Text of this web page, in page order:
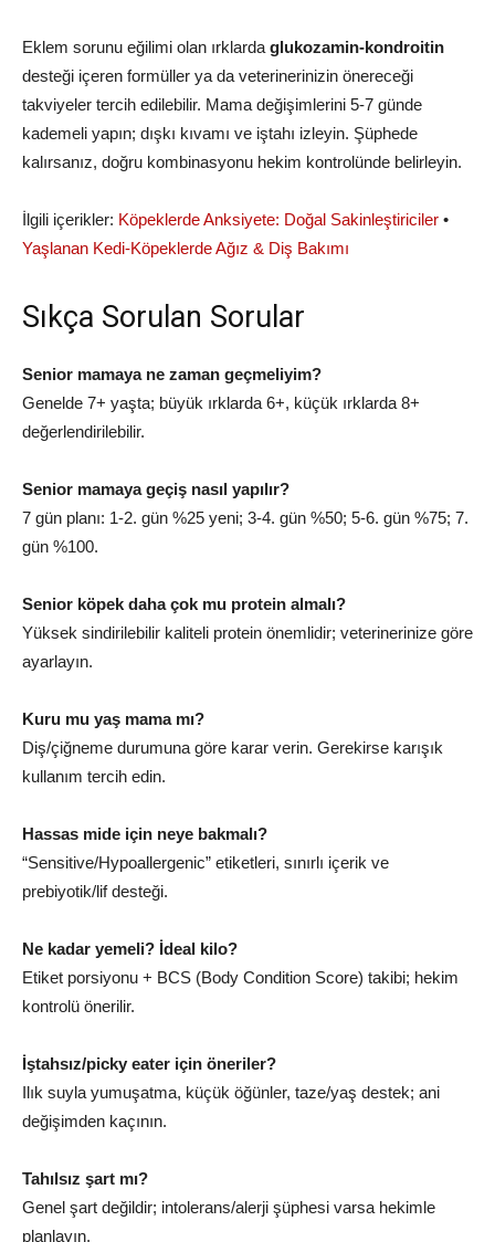
Eklem sorunu eğilimi olan ırklarda glukozamin‑kondroitin
desteği içeren formüller ya da veterinerinizin önereceği
takviyeler tercih edilebilir. Mama değişimlerini 5‑7 günde
kademeli yapın; dışkı kıvamı ve iştahı izleyin. Şüphede
kalırsanız, doğru kombinasyonu hekim kontrolünde belirleyin.
İlgili içerikler: Köpeklerde Anksiyete: Doğal Sakinleştiriciler •
Yaşlanan Kedi‑Köpeklerde Ağız & Diş Bakımı
Sıkça Sorulan Sorular
Senior mamaya ne zaman geçmeliyim?
Genelde 7+ yaşta; büyük ırklarda 6+, küçük ırklarda 8+
değerlendirilebilir.
Senior mamaya geçiş nasıl yapılır?
7 gün planı: 1‑2. gün %25 yeni; 3‑4. gün %50; 5‑6. gün %75; 7.
gün %100.
Senior köpek daha çok mu protein almalı?
Yüksek sindirilebilir kaliteli protein önemlidir; veterinerinize göre
ayarlayın.
Kuru mu yaş mama mı?
Diş/çiğneme durumuna göre karar verin. Gerekirse karışık
kullanım tercih edin.
Hassas mide için neye bakmalı?
“Sensitive/Hypoallergenic” etiketleri, sınırlı içerik ve
prebiyotik/lif desteği.
Ne kadar yemeli? İdeal kilo?
Etiket porsiyonu + BCS (Body Condition Score) takibi; hekim
kontrolü önerilir.
İştahsız/picky eater için öneriler?
Ilık suyla yumuşatma, küçük öğünler, taze/yaş destek; ani
değişimden kaçının.
Tahılsız şart mı?
Genel şart değildir; intolerans/alerji şüphesi varsa hekimle
planlayın.